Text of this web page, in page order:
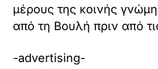
μέρους της κοινής
από τη Βουλή πριν από
-advertising-